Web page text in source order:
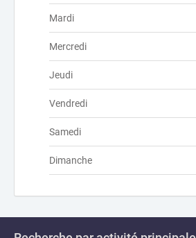
Mardi
Mercredi
Jeudi
Vendredi
Samedi
Dimanche